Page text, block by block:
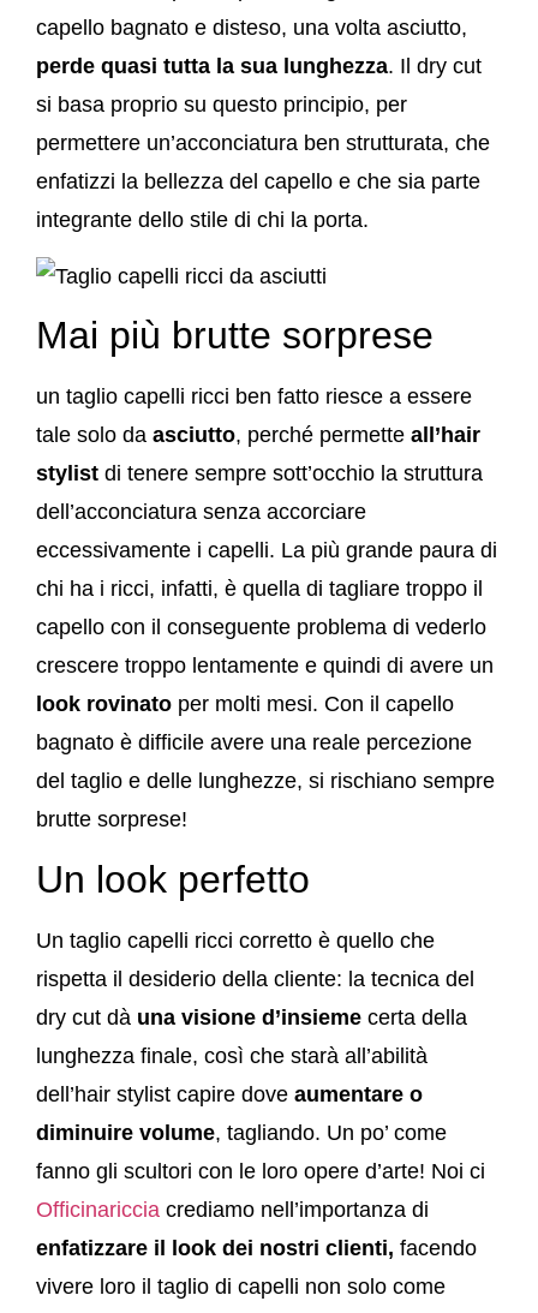
capello bagnato e disteso, una volta asciutto,
perde quasi tutta la sua lunghezza. Il dry cut
si basa proprio su questo principio, per
permettere un’acconciatura ben strutturata, che
enfatizzi la bellezza del capello e che sia parte
integrante dello stile di chi la porta.
Mai più brutte sorprese
un taglio capelli ricci ben fatto riesce a essere
tale solo da asciutto, perché permette all’hair
stylist di tenere sempre sott’occhio la struttura
dell’acconciatura senza accorciare
eccessivamente i capelli. La più grande paura di
chi ha i ricci, infatti, è quella di tagliare troppo il
capello con il conseguente problema di vederlo
crescere troppo lentamente e quindi di avere un
look rovinato per molti mesi. Con il capello
bagnato è difficile avere una reale percezione
del taglio e delle lunghezze, si rischiano sempre
brutte sorprese!
Un look perfetto
Un taglio capelli ricci corretto è quello che
rispetta il desiderio della cliente: la tecnica del
dry cut dà una visione d’insieme certa della
lunghezza finale, così che starà all’abilità
dell’hair stylist capire dove aumentare o
diminuire volume, tagliando. Un po’ come
fanno gli scultori con le loro opere d’arte! Noi ci
Officinariccia crediamo nell’importanza di
enfatizzare il look dei nostri clienti, facendo
vivere loro il taglio di capelli non solo come